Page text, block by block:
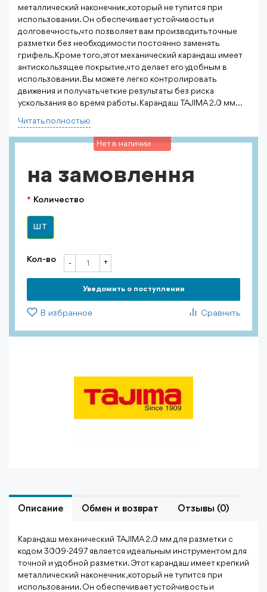
металлический наконечник, который не тупится при
использовании. Он обеспечивает устойчивость и
долговечность, что позволяет вам производить точные
разметки без необходимости постоянно заменять
грифель. Кроме того, этот механический карандаш имеет
антискользящее покрытие, что делает его удобным в
использовании. Вы можете легко контролировать
движения и получать четкие результаты без риска
ускользания во время работы. Карандаш TAJIMA 2.0 мм...
Читать полностью
Нет в наличии
на замовлення
Количество
ШТ
Кол-во +
-
Уведомить о поступлении
Сравнить
В избранное
Описание Обмен и возврат Отзывы (0)
Карандаш механический TAJIMA 2.0 мм для разметки с
кодом 3009-2497 является идеальным инструментом для
точной и удобной разметки. Этот карандаш имеет крепкий
металлический наконечник, который не тупится при
использовании. Он обеспечивает устойчивость и